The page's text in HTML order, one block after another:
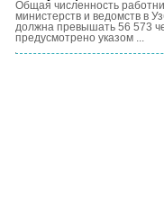
Общая численность
министерств и ведомств в
должна превышать 56 573
предусмотрено указом ...